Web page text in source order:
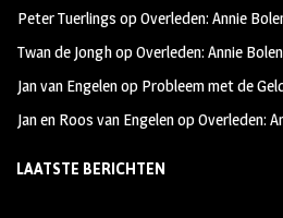
Peter Tuerlings opOverleden: Annie
Twan de JonghopOverleden: Annie
Jan van Engelenop Probleem met de
Jan en Roos van EngelenopOverleden:
LAATSTE BERICHTEN